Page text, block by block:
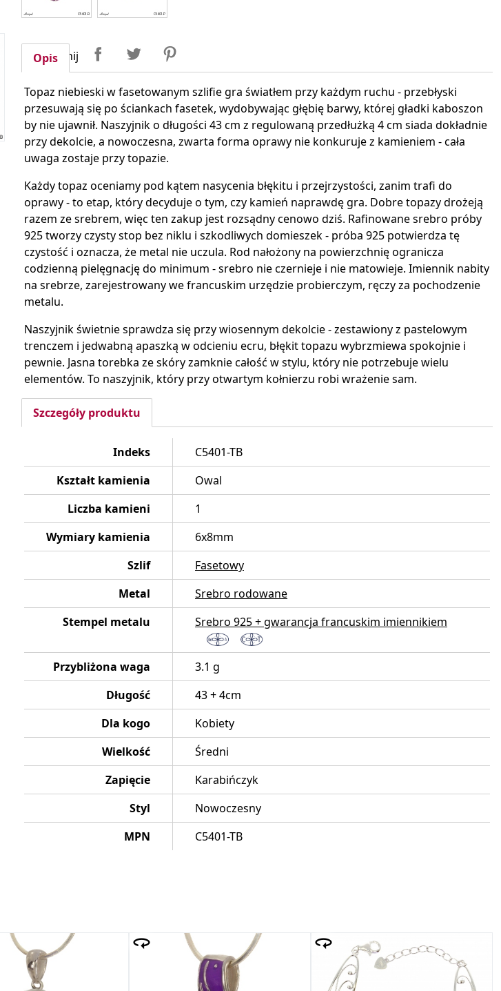
Udostępnij UdostępnijTweetuj
Opis
Topaz niebieski w fasetowanym szlifie gra światłem przy każdym ruchu - przebłyski
przesuwają się po ściankach fasetek, wydobywając głębię barwy, której gładki kaboszon
by nie ujawnił. Naszyjnik o długości 43 cm z regulowaną przedłużką 4 cm siada dokładnie
przy dekolcie, a nowoczesna, zwarta forma oprawy nie konkuruje z kamieniem - cała
uwaga zostaje przy topazie.
Każdy topaz oceniamy pod kątem nasycenia błękitu i przejrzystości, zanim trafi do
oprawy - to etap, który decyduje o tym, czy kamień naprawdę gra. Dobre topazy drożeją
razem ze srebrem, więc ten zakup jest rozsądny cenowo dziś. Rafinowane srebro próby
925 tworzy czysty stop bez niklu i szkodliwych domieszek - próba 925 potwierdza tę
czystość i oznacza, że metal nie uczula. Rod nałożony na powierzchnię ogranicza
codzienną pielęgnację do minimum - srebro nie czernieje i nie matowieje. Imiennik nabity
na srebrze, zarejestrowany we francuskim urzędzie probierczym, ręczy za pochodzenie
metalu.
Naszyjnik świetnie sprawdza się przy wiosennym dekolcie - zestawiony z pastelowym
trenczem i jedwabną apaszką w odcieniu ecru, błękit topazu wybrzmiewa spokojnie i
pewnie. Jasna torebka ze skóry zamknie całość w stylu, który nie potrzebuje wielu
elementów. To naszyjnik, który przy otwartym kołnierzu robi wrażenie sam.
Szczegóły produktu
Indeks
C5401-TB
Kształt kamienia
Owal
Liczba kamieni
1
Wymiary kamienia
6x8mm
Szlif
Fasetowy
Metal
Srebro rodowane
Stempel metalu
Srebro 925 + gwarancja francuskim imiennikiem
Przybliżona waga
3.1 g
Długość
43 + 4cm
Dla kogo
Kobiety
Wielkość
Średni
Zapięcie
Karabińczyk
Styl
Nowoczesny
MPN
C5401-TB